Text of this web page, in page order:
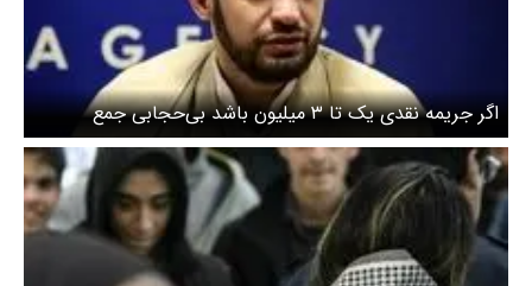
اگر جریمه نقدی یک تا ۳ میلیون باشد بی‌حجابی جمع
نمی‌شود، اما با جریمه ۲۴ میلیونی جمع می‌شود